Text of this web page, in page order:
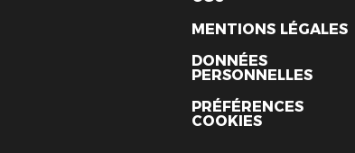
MENTIONS LÉGALES
DONNÉES
PERSONNELLES
PRÉFÉRENCES
COOKIES